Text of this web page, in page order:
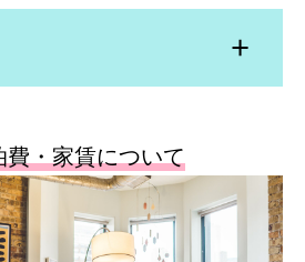
・家賃について